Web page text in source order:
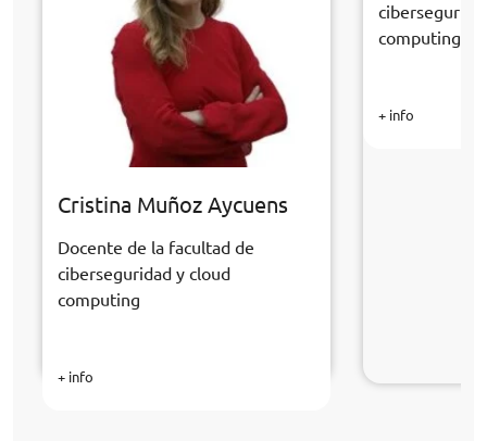
Cristina Muñoz Aycuens
Docente de la facultad de
ciberseguridad y cloud
computing
+ info
computing
+ info